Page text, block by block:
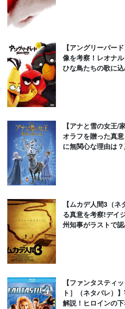
【アングリーバー
像を考察！レオナ
ひな鳥たちの歌に
【アナと雪の女王/
オラフを贈った真
に無関心な理由は
【ムカデ人間3（
る真意を考察!デイ
州知事がラストで
【ファンタスティ
ト］（ネタバレ）
解説！ヒロインの